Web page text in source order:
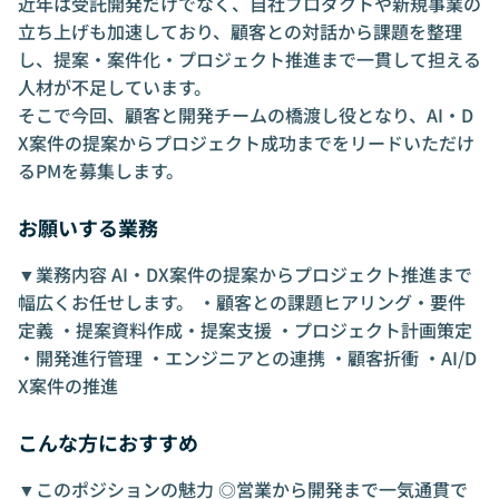
立ち上げも加速しており、顧客との対話から課題を整理
し、提案・案件化・プロジェクト推進まで一貫して担える
人材が不足しています。
そこで今回、顧客と開発チームの橋渡し役となり、AI・D
X案件の提案からプロジェクト成功までをリードいただけ
るPMを募集します。
お願いする業務
▼業務内容 AI・DX案件の提案からプロジェクト推進まで
幅広くお任せします。 ・顧客との課題ヒアリング・要件
定義 ・提案資料作成・提案支援 ・プロジェクト計画策定
・開発進行管理 ・エンジニアとの連携 ・顧客折衝 ・AI/D
X案件の推進
こんな方におすすめ
▼このポジションの魅力 ◎営業から開発まで一気通貫で